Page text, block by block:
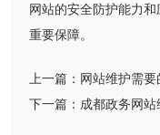
网站的安全防护能力
重要保障。
上一篇： 网站维护需
下一篇： 成都政务网